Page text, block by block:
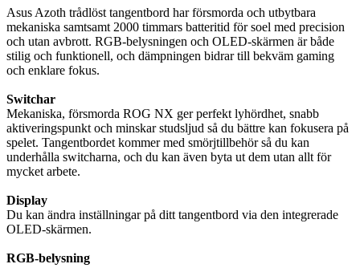
Asus Azoth trådlöst tangentbord har försmorda och utbytbara
mekaniska samtsamt 2000 timmars batteritid för soel med precision
och utan avbrott. RGB-belysningen och OLED-skärmen är både
stilig och funktionell, och dämpningen bidrar till bekväm gaming
och enklare fokus.
Switchar
Mekaniska, försmorda ROG NX ger perfekt lyhördhet, snabb
aktiveringspunkt och minskar studsljud så du bättre kan fokusera på
spelet. Tangentbordet kommer med smörjtillbehör så du kan
underhålla switcharna, och du kan även byta ut dem utan allt för
mycket arbete.
Display
Du kan ändra inställningar på ditt tangentbord via den integrerade
OLED-skärmen.
RGB-belysning